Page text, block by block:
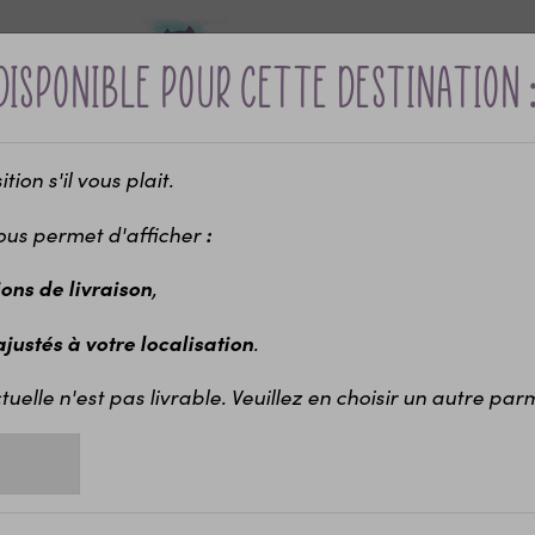
?
Bébé &
naissance
-10% sur votre première commande avec le code bienvenue
pour cette destination :
s'il vous plait.
permet d'afficher:
de livraison,
à votre localisation.
n'est pas livrable. Veuillez en choisir un autre
14,70 €
Tshirt codé 'Super Papa'
Cet-shirt
drôle